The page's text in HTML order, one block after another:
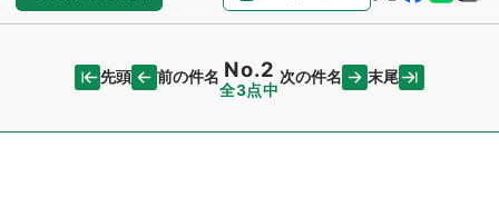
先頭 前の件名 No.2
全3点中
次の件名 末尾